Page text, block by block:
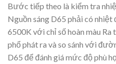
Bước tiếp theo là kiểm tra
Nguồn sáng D65 phải có
6500K với chỉ số hoàn màu Ra
phổ phát ra và so sánh với
D65 để đánh giá mức độ phù